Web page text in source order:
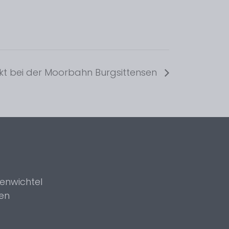
bei der Moorbahn Burgsittensen